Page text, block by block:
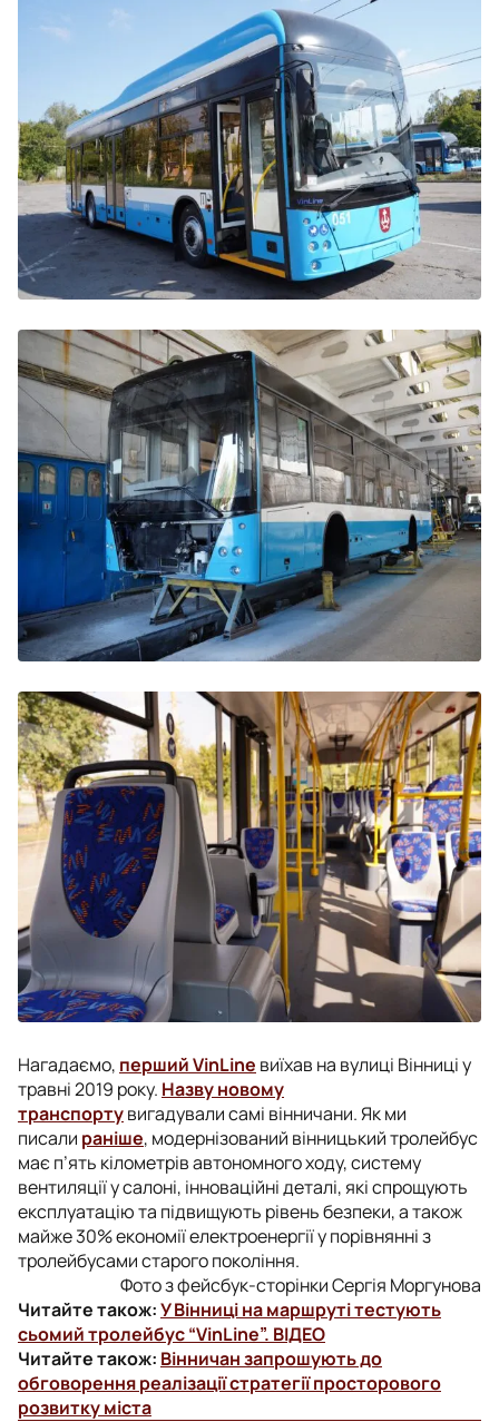
Нагадаємо, перший VinLine виїхав на вулиці Вінниці у
травні 2019 року. Назву новому
транспортувигадували самі вінничани. Як ми
писали раніше, модернізований вінницький тролейбус
має п’ять кілометрів автономного ходу, систему
вентиляції у салоні, інноваційні деталі, які спрощують
експлуатацію та підвищують рівень безпеки, а також
майже 30% економії електроенергії у порівнянні з
тролейбусами старого покоління.
Фото з фейсбук-сторінки Сергія Моргунова
Читайте також:У Вінниці на маршруті тестують
сьомий тролейбус “VinLine”. ВІДЕО
Читайте також: Вінничан запрошують до
обговорення реалізації стратегії просторового
розвитку міста